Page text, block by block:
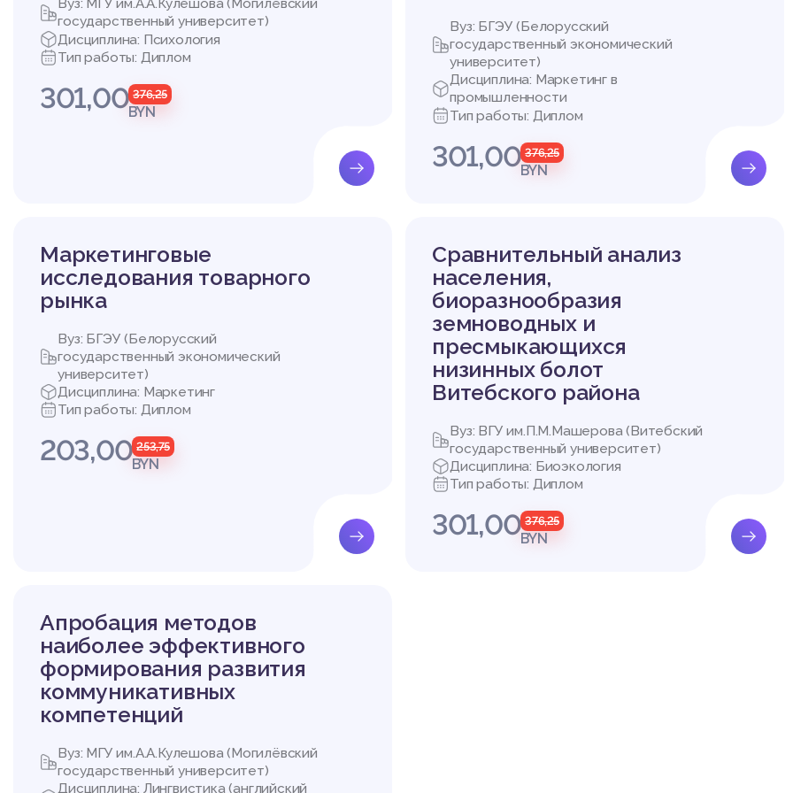
Вуз: МГУ им.А.А.Кулешова (Могилёвский
государственный университет)
Дисциплина: Психология
Тип работы: Диплом
301,00 376,25
BYN
Вуз: БГЭУ (Белорусский
государственный экономический
университет)
Дисциплина: Маркетинг в
промышленности
Тип работы: Диплом
301,00 376,25
BYN
Маркетинговые
исследования товарного
рынка
Вуз: БГЭУ (Белорусский
государственный экономический
университет)
Дисциплина: Маркетинг
Тип работы: Диплом
203,00 253,75
BYN
Сравнительный анализ
населения,
биоразнообразия
земноводных и
пресмыкающихся
низинных болот
Витебского района
Вуз: ВГУ им.П.М.Машерова (Витебский
государственный университет)
Дисциплина: Биоэкология
Тип работы: Диплом
301,00 376,25
BYN
Апробация методов
наиболее эффективного
формирования развития
коммуникативных
компетенций
Вуз: МГУ им.А.А.Кулешова (Могилёвский
государственный университет)
Дисциплина: Лингвистика (английский